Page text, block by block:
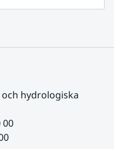
hydrologiska
00